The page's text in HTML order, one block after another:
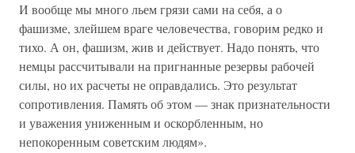
И вообще мы много льем грязи сами на себя, а о
фашизме, злейшем враге человечества, говорим редко и
тихо. А он, фашизм, жив и действует. Надо понять, что
немцы рассчитывали на пригнанные резервы рабочей
силы, но их расчеты не оправдались. Это результат
сопротивления. Память об этом — знак признательности
и уважения униженным и оскорбленным, но
непокоренным советским людям».